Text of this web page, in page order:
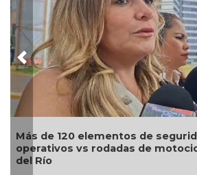
elementos de seguridad refuerzan
rodadas de motociclistas en Boca
Previous